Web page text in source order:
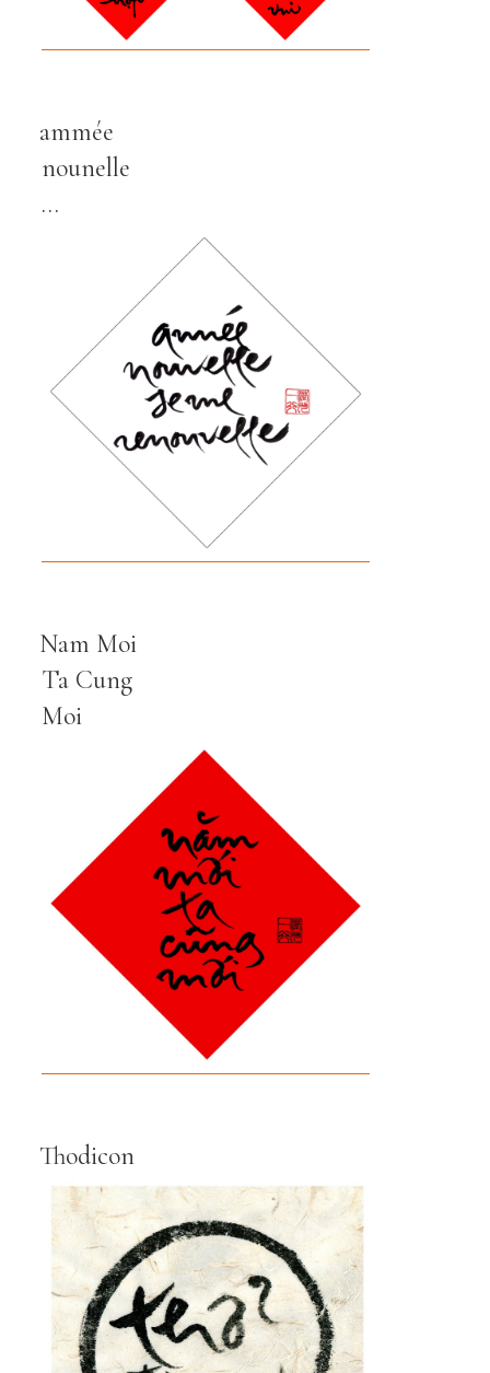
ammée
nounelle
…
Nam Moi
Ta Cung
Moi
Thodicon